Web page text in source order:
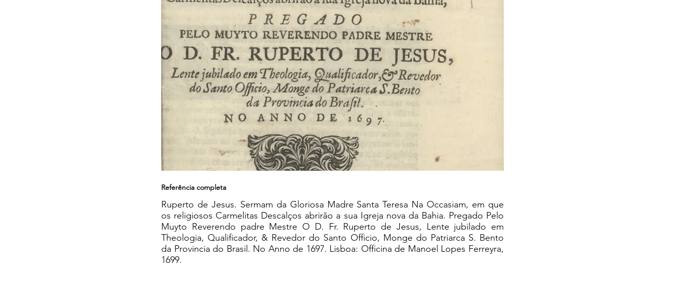
Referência completa
Ruperto de Jesus. Sermam da Gloriosa Madre Santa Teresa Na Occasiam, em que
os religiosos Carmelitas Descalços abrirão a sua Igreja nova da Bahia. Pregado Pelo
Muyto Reverendo padre Mestre O D. Fr. Ruperto de Jesus, Lente jubilado em
Theologia, Qualificador, & Revedor do Santo Officio, Monge do Patriarca S. Bento
da Provincia do Brasil. No Anno de 1697. Lisboa: Officina de Manoel Lopes Ferreyra,
1699.